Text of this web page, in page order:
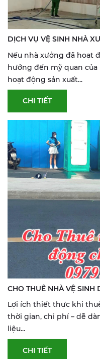
DỊCH VỤ VỆ SINH NHÀ
Nếu nhà xưởng đã hoạt
hưởng đến mỹ quan
hoạt động sản xuất...
CHI TIẾT
CHO THUÊ NHÀ VỆ SINH
Lợi ích thiết thực khi
thời gian, chi phí – dễ
liệu...
CHI TIẾT